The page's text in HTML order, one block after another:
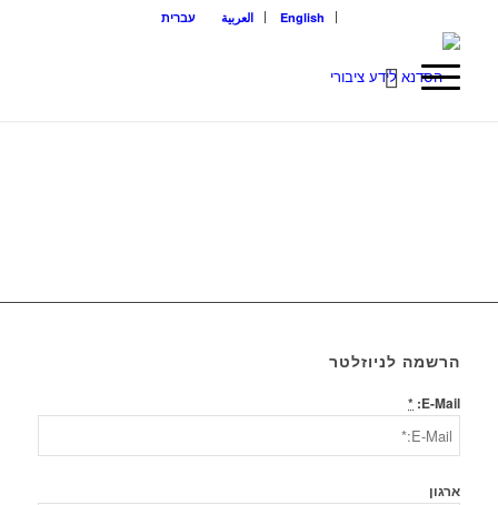
English العربية עברית
הרשמה לניוזלטר
E-Mail:
*
ארגון